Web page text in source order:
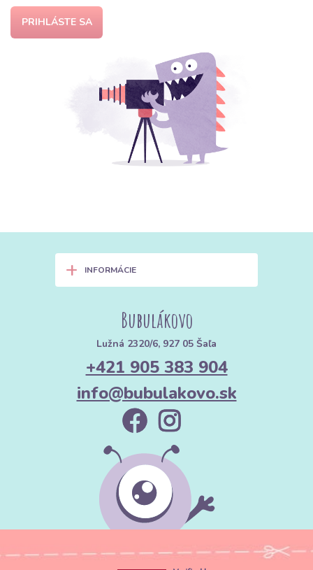
PRIHLÁSTE SA
+ INFORMÁCIE
Bubulákovo
Lužná 2320/6, 927 05 Šaľa
+421 905 383 904
info@bubulakovo.sk